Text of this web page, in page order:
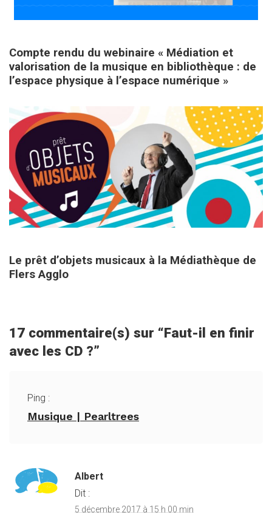
Compte rendu du webinaire « Médiation et
valorisation de la musique en bibliothèque : de
l’espace physique à l’espace numérique »
Le prêt d’objets musicaux à la Médiathèque de
Flers Agglo
17 commentaire(s) sur “Faut-il en finir
avec les CD ?”
Ping :
Musique | Pearltrees
Albert
Dit :
5 décembre 2017 à 15 h 00 min